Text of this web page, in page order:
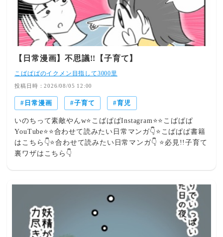
【日常漫画】不思議!!【子育て】
こばぱぱのイクメン目指して3000里
投稿日時：2026/08/05 12:00
日常漫画 子育て 育児
いのちって素敵やんw⭐️こばぱぱInstagram⭐️⭐️こばぱぱ
YouTube⭐️⭐️合わせて読みたい日常マンガ👇⭐️こばぱぱ書籍
はこちら👇⭐️合わせて読みたい日常マンガ👇 ⭐️必見!!子育て
裏ワザはこちら👇